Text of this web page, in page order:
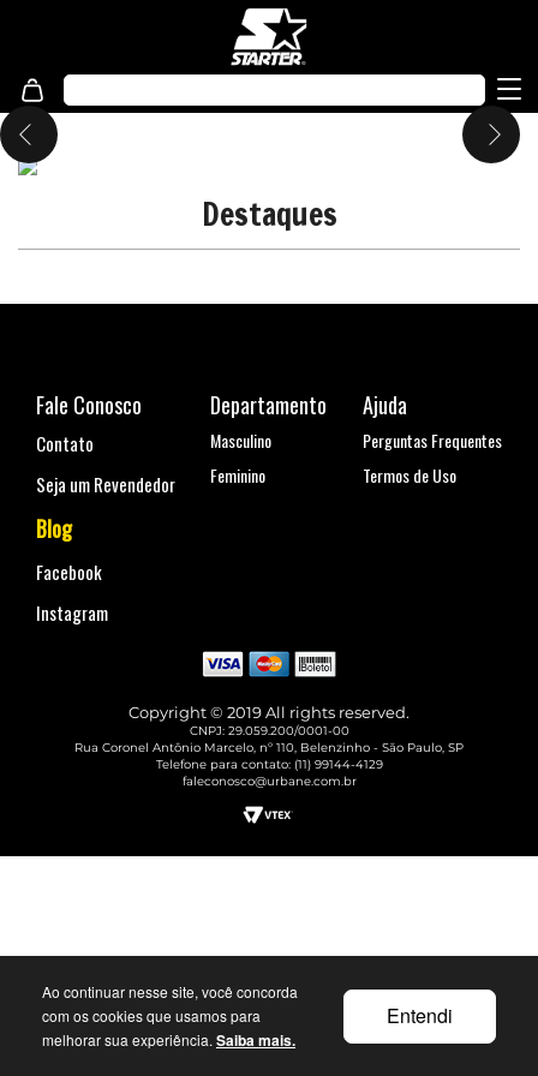
Ao continuar nesse site, você concorda
com os cookies que usamos para
melhorar sua experiência. Saiba mais.
Entendi
Destaques
Fale Conosco
Contato
Seja um Revendedor
Blog
Facebook
Instagram
Departamento
Masculino
Feminino
Ajuda
Perguntas Frequentes
Termos de Uso
Copyright © 2019 All rights reserved.
CNPJ: 29.059.200/0001-00
Rua Coronel Antônio Marcelo, nº 110, Belenzinho - São Paulo, SP
Telefone para contato: (11) 99144-4129
faleconosco@urbane.com.br